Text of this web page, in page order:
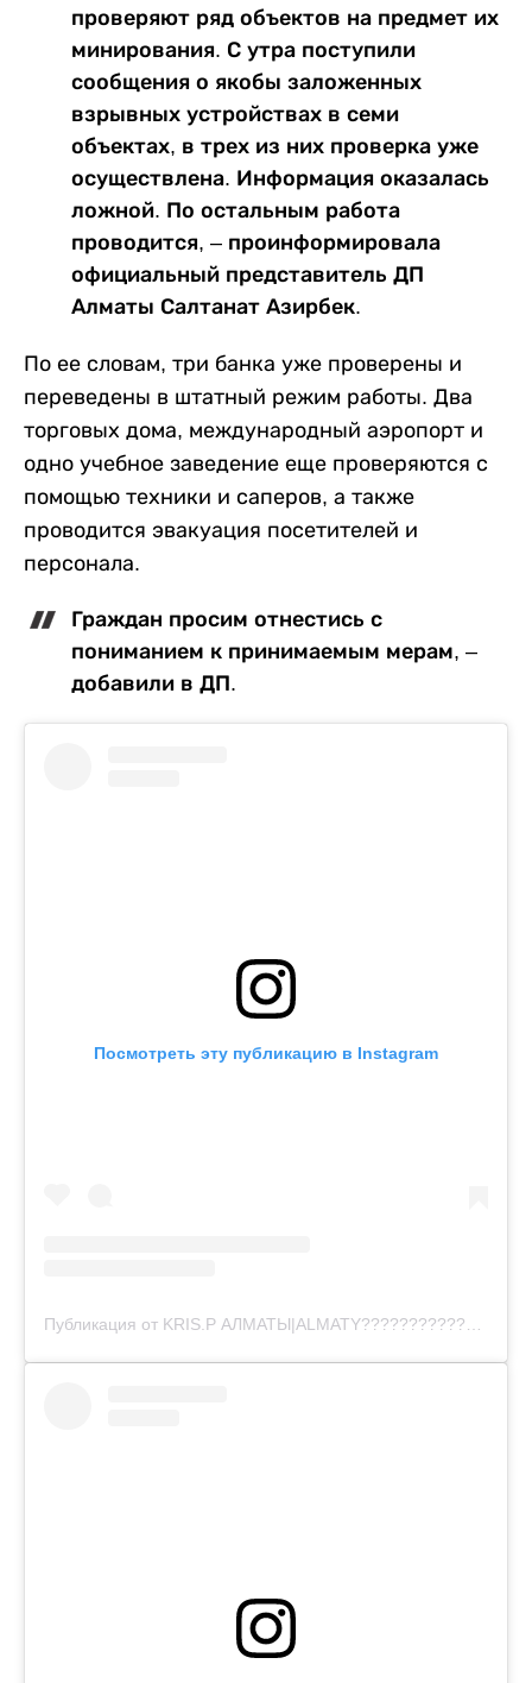
проверяют ряд объектов на предмет их
минирования. С утра поступили
сообщения о якобы заложенных
взрывных устройствах в семи
объектах, в трех из них проверка уже
осуществлена. Информация оказалась
ложной. По остальным работа
проводится, – проинформировала
официальный представитель ДП
Алматы Салтанат Азирбек.
По ее словам, три банка уже проверены и
переведены в штатный режим работы. Два
торговых дома, международный аэропорт и
одно учебное заведение еще проверяются с
помощью техники и саперов, а также
проводится эвакуация посетителей и
персонала.
Граждан просим отнестись с
пониманием к принимаемым мерам, –
добавили в ДП.
Посмотреть эту публикацию в Instagram
Публикация от KRIS.P АЛМАТЫ|ALMATY????????????⚠️???? (@krisp__almaty)